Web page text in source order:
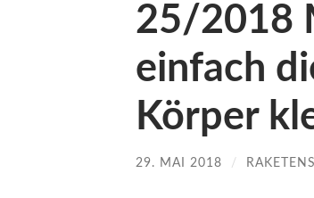
25/2018
einfach
Körper
29. MAI 2018 /